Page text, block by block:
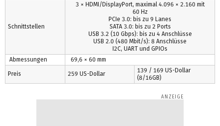
Schnittstellen
3 × HDMI/DisplayPort, maximal 4.096 × 2.160 mit
60 Hz
PCIe 3.0: bis zu 9 Lanes
SATA 3.0: bis zu 2 Ports
USB 3.2 (10 Gbps): bis zu 4 Anschlüsse
USB 2.0 (480 Mbit/s): 8 Anschlüsse
I2C, UART und GPIOs
Abmessungen
69,6 × 60 mm
Preis 259 US-Dollar
139 / 169 US-Dollar
(8/16GB)